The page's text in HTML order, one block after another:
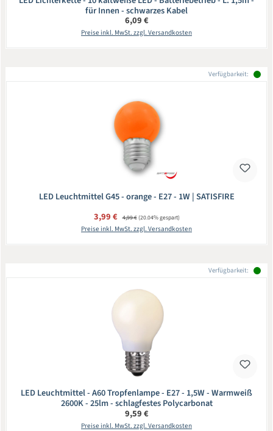
für Innen - schwarzes Kabel
Regulärer Preis:
6,09 €
Preise inkl. MwSt. zzgl. Versandkosten
Verfügbarkeit:
LED Leuchtmittel G45 - orange - E27 - 1W | SATISFIRE
Verkaufspreis:
3,99 € Regulärer Preis:
4,99 €(20.04% gespart)
Preise inkl. MwSt. zzgl. Versandkosten
Verfügbarkeit:
LED Leuchtmittel - A60 Tropfenlampe - E27 - 1,5W - Warmweiß
2600K - 25lm - schlagfestes Polycarbonat
Regulärer Preis:
9,59 €
Preise inkl. MwSt. zzgl. Versandkosten